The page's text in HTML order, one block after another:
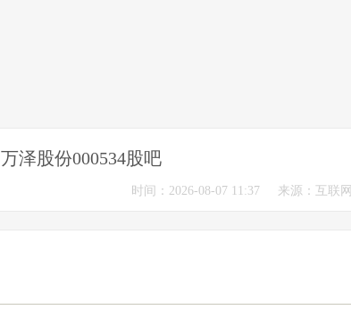
万泽股份000534股吧
来源：互联网
时间：2026-08-07 11:37